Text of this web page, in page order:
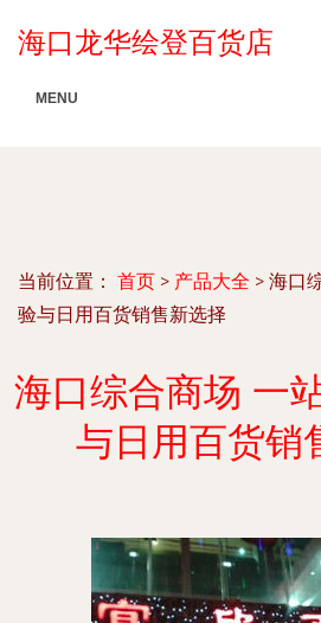
海口龙华绘登百货店
MENU
当前位置： 首页 > 产品大全 > 海口
验与日用百货销售新选择
海口综合商场 一
与日用百货销